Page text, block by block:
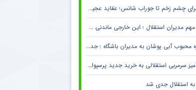
زخم تا جوراب شانس؛ عقاید عجیب فوتبالیست‌ها!
مدیران استقلال ؛ این خارجی ماندنی شد
آبی پوشان به مدیران باشگاه ؛ جدایی قطعی است !
سرمربی استقلالی به خرید جدید پرسپولیس
استقلال جدی شد